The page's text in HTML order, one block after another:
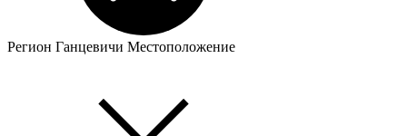
Регион Ганцевичи Местоположение